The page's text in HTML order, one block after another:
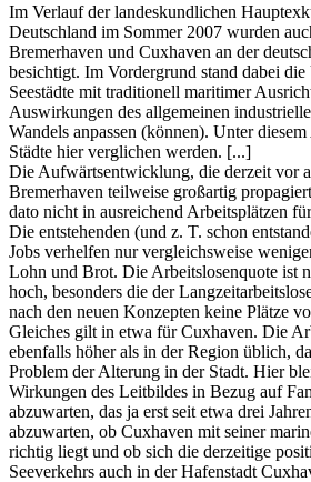
Im Verlauf der landeskundlichen
Deutschland im Sommer 2007 wurden
Bremerhaven und Cuxhaven an der
besichtigt. Im Vordergrund stand dabei
Seestädte mit traditionell maritimer
Auswirkungen des allgemeinen
Wandels anpassen (können). Unter
Städte hier verglichen werden. [...]
Die Aufwärtsentwicklung, die derzeit vor
Bremerhaven teilweise großartig
dato nicht in ausreichend Arbeitsplätzen
Die entstehenden (und z. T. schon
Jobs verhelfen nur vergleichsweise
Lohn und Brot. Die Arbeitslosenquote ist
hoch, besonders die der
nach den neuen Konzepten keine Plätze
Gleiches gilt in etwa für Cuxhaven. Die
ebenfalls höher als in der Region üblich,
Problem der Alterung in der Stadt. Hier
Wirkungen des Leitbildes in Bezug auf
abzuwarten, das ja erst seit etwa drei
abzuwarten, ob Cuxhaven mit seiner
richtig liegt und ob sich die derzeitige
Seeverkehrs auch in der Hafenstadt